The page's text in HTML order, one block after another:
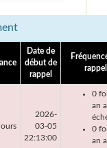
Date de
début de
rappel
rappel
2026-
03-05
22:13:00
0
an
0
an